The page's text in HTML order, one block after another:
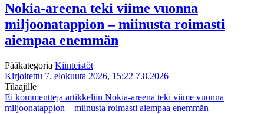
Nokia-areena teki viime vuonna
miljoonatappion – miinusta roimasti
aiempaa enemmän
Pääkategoria Kiinteistöt
Kirjoitettu 7. elokuuta 2026, 15:22 7.8.2026
Tilaajille
Ei kommentteja artikkeliin Nokia-areena teki viime vuonna
miljoonatappion – miinusta roimasti aiempaa enemmän